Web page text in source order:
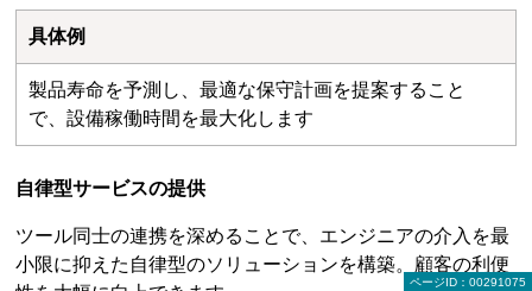
具体例
製品寿命を予測し、最適な保守計画を提案すること
で、設備稼働時間を最大化します
自律型サービスの提供
ツール同士の連携を深めることで、エンジニアの介入を最
小限に抑えた自律型のソリューションを構築。顧客の利便
ページID：00291075